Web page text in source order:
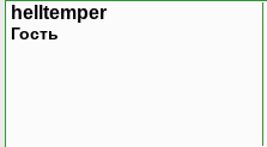
helltemper
Гость